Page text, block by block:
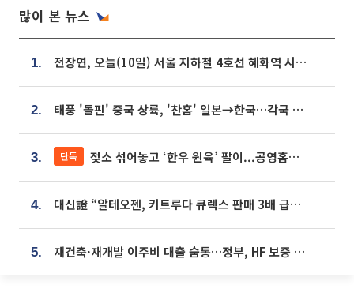
많이 본 뉴스
1. 전장연, 오늘(10일) 서울 지하철 4호선 혜화역 시위…1호선 용산역 무정차
2. 태풍 '돌핀' 중국 상륙, '찬홈' 일본→한국…각국 기상청 예상 경로는?
3. 단독 젖소 섞어놓고 ‘한우 원육’ 팔이...공영홈쇼핑 표기·검증 구멍
4. 대신證 “알테오젠, 키트루다 큐렉스 판매 3배 급증…목표가 41만원 상향”
5. 재건축·재개발 이주비 대출 숨통…정부, HF 보증 신설 추진